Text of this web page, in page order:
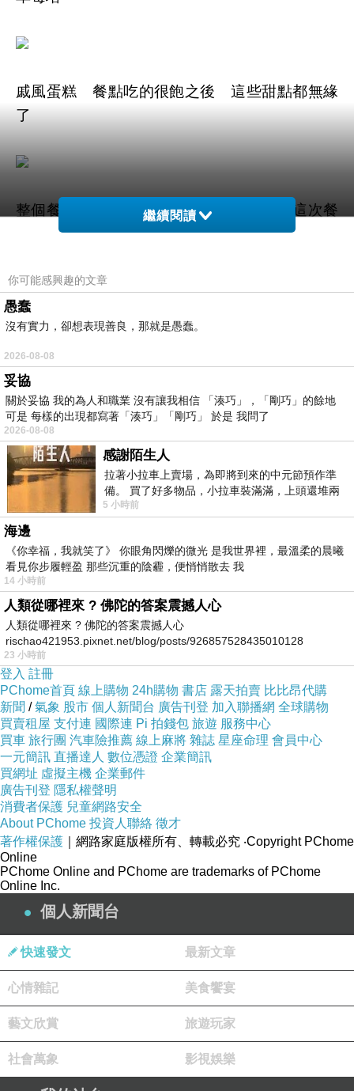
戚風蛋糕 餐點吃的很飽之後 這些甜點都無緣
了
整個餐廳的模樣 上次想來 沒有座位 這次餐
廳用餐人數頗少 呵呵！擇日不如狀日 難ㄚ
雙人的浪漫用餐區
整個餐廳充滿了職務的佈置 綠意盎然
有鏡面增添了空間感
潔淨的用餐空間
我們坐這裡
趁著人員還沒有入座 趕緊拍照
哥哥上了國三之後 我們的生活就很規律 沒有
辦法安排外出用餐 都儘量讓孩子們在家用餐
睡午覺 上課 讀書 休息 規律的生活讓孩子
的心情狀態都是穩定的 這也是媽媽覺得很需要
堅持的原則 外出用餐耗時耗力 也少了可以閒
逛的悠閒感 索性就安份一點過日子 等哥哥大
考之後 就完全可以放心安心的去吃喝玩樂了
我們的非常時期已經過了一半 剩下關鍵的4個
繼續閱讀
你可能感興趣的文章
愚蠢
沒有實力，卻想表現善良，那就是愚蠢。
2026-08-08
妥協
關於妥協 我的為人和職業 沒有讓我相信 「湊巧」，「剛巧」的餘地
可是 每樣的出現都寫著「湊巧」「剛巧」 於是 我問了
2026-08-08
感謝陌生人
拉著小拉車上賣場，為即將到來的中元節預作準
備。 買了好多物品，小拉車裝滿滿，上頭還堆兩
紙箱。 雖辛苦了點，這點程度我一個人搬
5 小時前
海邊
《你幸福，我就笑了》 你眼角閃爍的微光 是我世界裡，最溫柔的晨曦
看見你步履輕盈 那些沉重的陰霾，便悄悄散去 我
14 小時前
人類從哪裡來 ? 佛陀的答案震撼人心
人類從哪裡來 ? 佛陀的答案震撼人心
rischao421953.pixnet.net/blog/posts/926857528435010128
23 小時前
登入 註冊
PChome首頁 線上購物 24h購物 書店 露天拍賣 比比昂代購
新聞 /氣象 股市 個人新聞台 廣告刊登 加入聯播網 全球購物
買賣租屋 支付連 國際連 Pi 拍錢包 旅遊 服務中心
買車 旅行團 汽車險推薦 線上麻將 雜誌 星座命理 會員中心
一元簡訊 直播達人 數位憑證 企業簡訊
買網址 虛擬主機 企業郵件
廣告刊登 隱私權聲明
消費者保護 兒童網路安全
About PChome 投資人聯絡 徵才
著作權保護 ｜網路家庭版權所有、轉載必究 ‧Copyright PChome
Online
PChome Online and PChome are trademarks of PChome
Online Inc.
個人新聞台
快速發文 最新文章
心情雜記 美食饗宴
藝文欣賞 旅遊玩家
社會萬象 影視娛樂